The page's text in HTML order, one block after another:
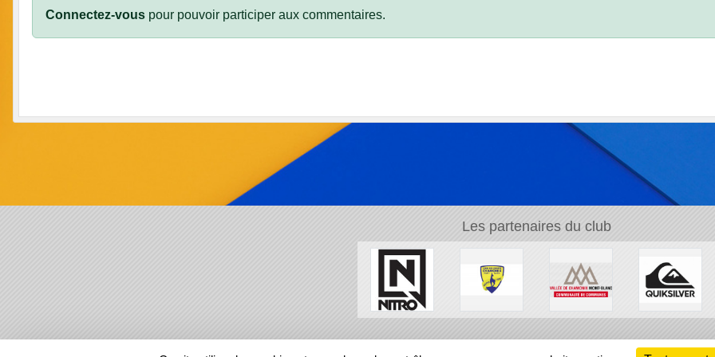
Connectez-vous pour pouvoir participer aux commentaires.
Les partenaires du club